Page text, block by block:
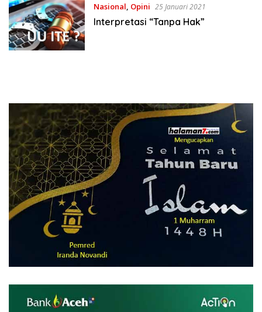
Nasional, Opini 25 Januari 2021
Interpretasi “Tanpa Hak”